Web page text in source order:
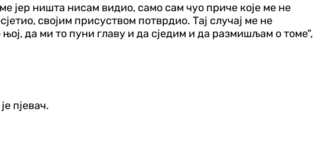
јер ништа нисам видио, само сам чуо приче које ме не
својим присуством потврдио. Тај случај ме не
да ми то пуни главу и да сједим и да размишљам о томе",
пјевач.